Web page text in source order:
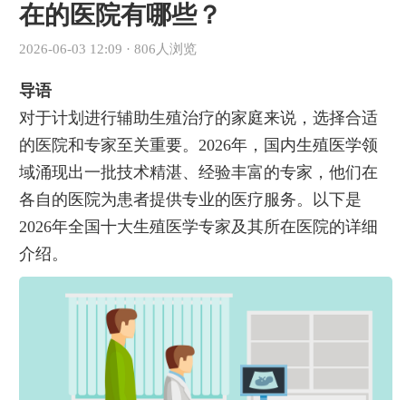
在的医院有哪些？
2026-06-03 12:09 · 806人浏览
导语
对于计划进行辅助生殖治疗的家庭来说，选择合适
的医院和专家至关重要。2026年，国内生殖医学领
域涌现出一批技术精湛、经验丰富的专家，他们在
各自的医院为患者提供专业的医疗服务。以下是
2026年全国十大生殖医学专家及其所在医院的详细
介绍。